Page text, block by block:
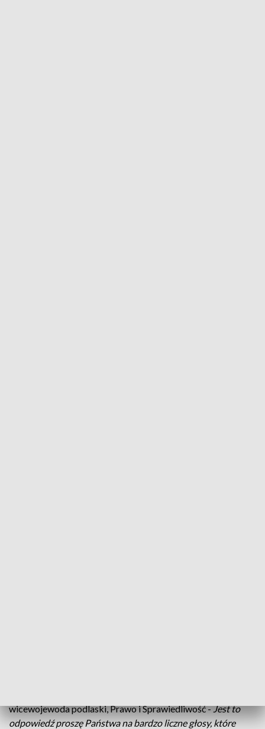
wicewojewoda podlaski, Prawo i Sprawiedliwość -Jest to
odpowiedź proszę Państwa na bardzo liczne głosy, które